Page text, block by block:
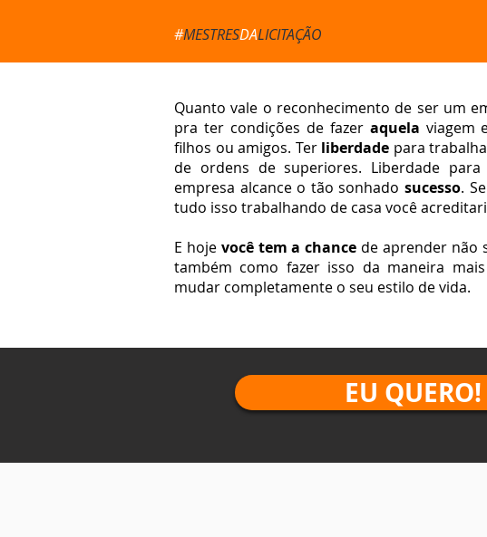
#MESTRESDALICITAÇÃO
Quanto vale o reconhecimento de ser um
pra ter condições de fazer aquela viagem
filhos ou amigos. Ter liberdade para
de ordens de superiores. Liberdade
empresa alcance o tão sonhadosucesso.
tudo isso trabalhando de casa você
E hoje você tem a chance de aprender não
também como fazer isso da maneira
mudar completamente o seu estilo de vida.
EU QUERO!